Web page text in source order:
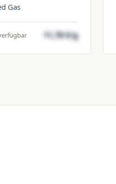
Gas
11,78 €/g